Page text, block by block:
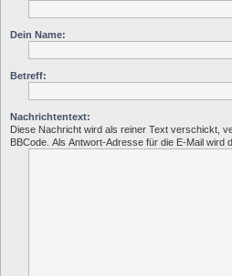
Dein Name:
Betreff:
Nachrichtentext:
Diese Nachricht wird als reiner Text verschickt,
BBCode. Als Antwort-Adresse für die E-Mail wird